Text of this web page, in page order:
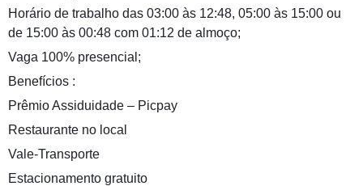
Horário de trabalho das 03:00 às 12:48, 05:00 às 15:00 ou
de 15:00 às 00:48 com 01:12 de almoço;
Vaga 100% presencial;
Benefícios :
Prêmio Assiduidade – Picpay
Restaurante no local
Vale-Transporte
Estacionamento gratuito